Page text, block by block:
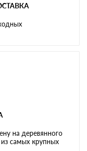
на деревянного
самых крупных